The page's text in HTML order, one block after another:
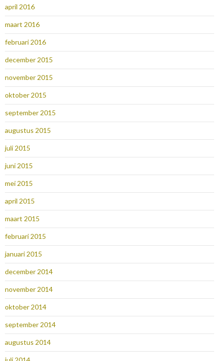
april 2016
maart 2016
februari 2016
december 2015
november 2015
oktober 2015
september 2015
augustus 2015
juli 2015
juni 2015
mei 2015
april 2015
maart 2015
februari 2015
januari 2015
december 2014
november 2014
oktober 2014
september 2014
augustus 2014